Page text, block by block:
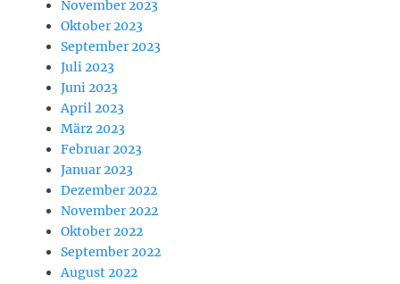
November 2023
Oktober 2023
September 2023
Juli 2023
Juni 2023
April 2023
März 2023
Februar 2023
Januar 2023
Dezember 2022
November 2022
Oktober 2022
September 2022
August 2022